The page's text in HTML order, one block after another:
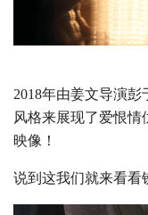
2018年由姜文导演
风格来展现了爱恨情
映像！
说到这我们就来看看